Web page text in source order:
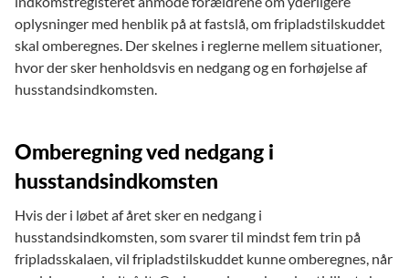
oplysninger med henblik på at fastslå, om fripladstilskuddet
skal omberegnes. Der skelnes i reglerne mellem situationer,
hvor der sker henholdsvis en nedgang og en forhøjelse af
husstandsindkomsten.
Omberegning ved nedgang i
husstandsindkomsten
Hvis der i løbet af året sker en nedgang i
husstandsindkomsten, som svarer til mindst fem trin på
fripladsskalaen, vil fripladstilskuddet kunne omberegnes, når